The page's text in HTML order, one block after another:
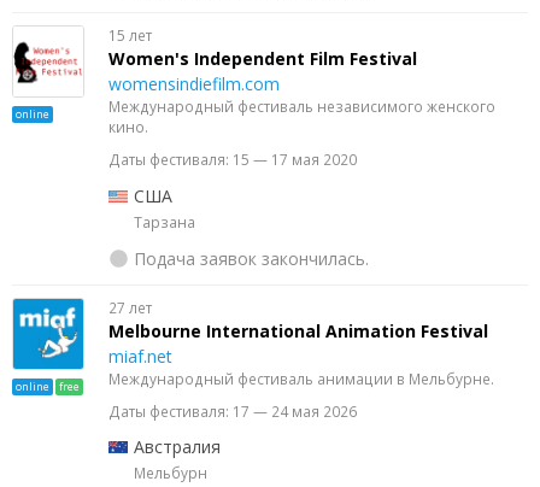
online
15 лет
Women's Independent Film Festival
womensindiefilm.com
Международный фестиваль независимого женского
кино.
Даты фестиваля: 15 — 17 мая 2020
США
Тарзана
Подача заявок закончилась.
online free
27 лет
Melbourne International Animation Festival
miaf.net
Международный фестиваль анимации в Мельбурне.
Даты фестиваля: 17 — 24 мая 2026
Австралия
Мельбурн